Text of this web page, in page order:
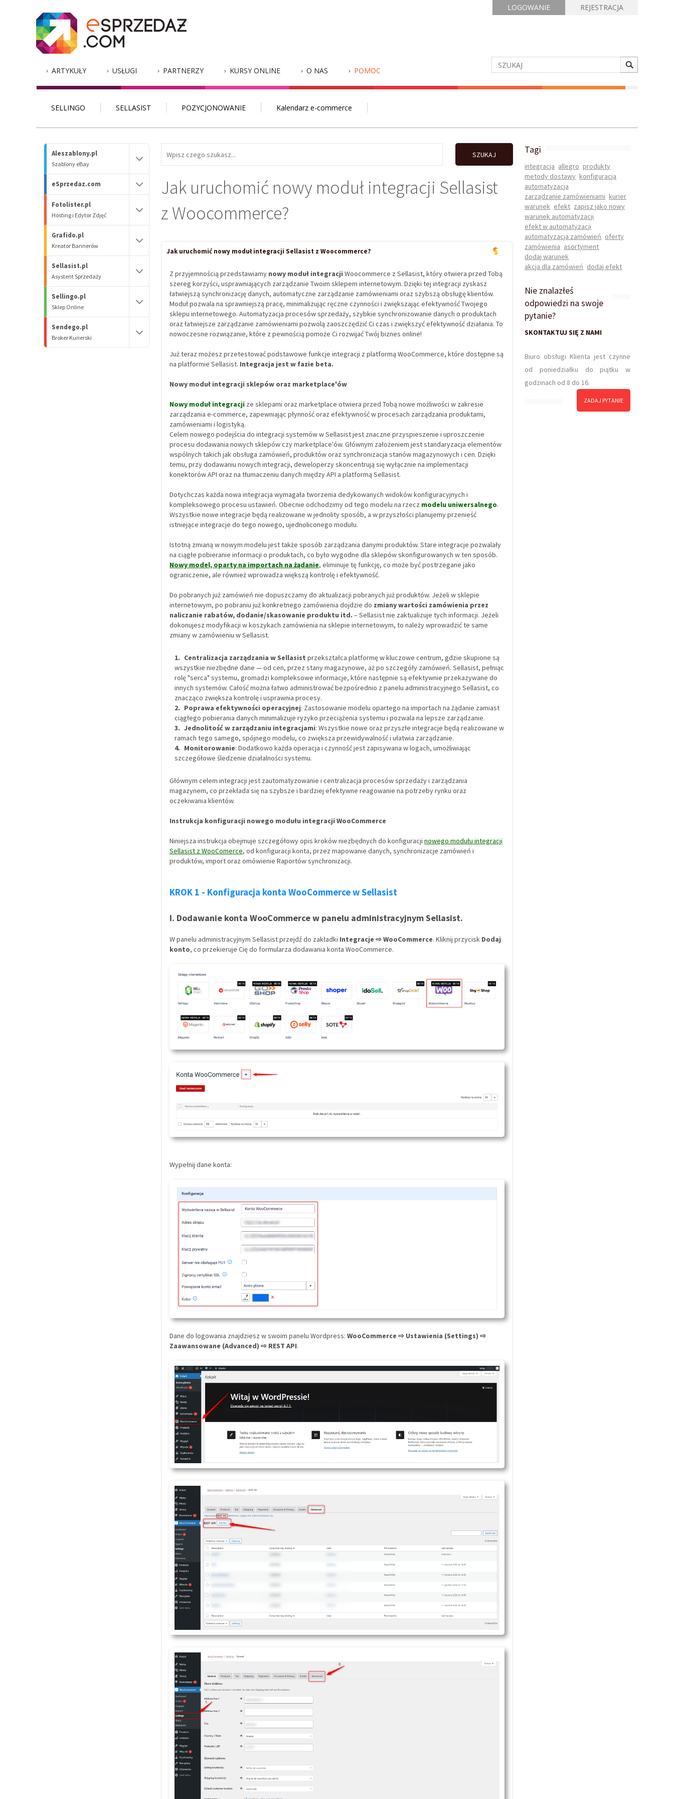
REJESTRACJA
LOGOWANIE
ARTYKUŁY USŁUGI PARTNERZY KURSY ONLINE O NAS POMOC
SELLINGO SELLASIST POZYCJONOWANIE Kalendarz e-commerce
Aleszablony.pl
Szablony eBay
eSprzedaz.com
Fotolister.pl
Hosting i Edytor Zdjęć
Grafido.pl
Kreator Bannerów
Sellasist.pl
Asystent Sprzedaży
Sellingo.pl
Sklep Online
Sendego.pl
Broker Kurierski
SZUKAJ
Jak uruchomić nowy moduł integracji Sellasist
z Woocommerce?
Jak uruchomić nowy moduł integracji Sellasist z Woocommerce?
Z przyjemnością przedstawiamy nowy moduł integracji Woocommerce z Sellasist, który otwiera przed Tobą
szereg korzyści, usprawniających zarządzanie Twoim sklepem internetowym. Dzięki tej integracji zyskasz
łatwiejszą synchronizację danych, automatyczne zarządzanie zamówieniami oraz szybszą obsługę klientów.
Moduł pozwala na sprawniejszą pracę, minimalizując ręczne czynności i zwiększając efektywność Twojego
sklepu internetowego. Automatyzacja procesów sprzedaży, szybkie synchronizowanie danych o produktach
oraz łatwiejsze zarządzanie zamówieniami pozwolą zaoszczędzić Ci czas i zwiększyć efektywność działania. To
nowoczesne rozwiązanie, które z pewnością pomoże Ci rozwijać Twój biznes online!
Już teraz możesz przetestować podstawowe funkcje integracji z platformą WooCommerce, które dostępne są
na platformie Sellasist. Integracja jest w fazie beta.
Nowy moduł integracji sklepów oraz marketplace'ów
Nowy moduł integracjize sklepami oraz marketplace otwiera przed Tobą nowe możliwości w zakresie
zarządzania e-commerce, zapewniając płynność oraz efektywność w procesach zarządzania produktami,
zamówieniami i logistyką.
Celem nowego podejścia do integracji systemów w Sellasist jest znaczne przyspieszenie i uproszczenie
procesu dodawania nowych sklepów czy marketplace'ów. Głównym założeniem jest standaryzacja elementów
wspólnych takich jak obsługa zamówień, produktów oraz synchronizacja stanów magazynowych i cen. Dzięki
temu, przy dodawaniu nowych integracji, deweloperzy skoncentrują się wyłącznie na implementacji
konektorów API oraz na tłumaczeniu danych między API a platformą Sellasist.
Dotychczas każda nowa integracja wymagała tworzenia dedykowanych widoków konfiguracyjnych i
kompleksowego procesu ustawień. Obecnie odchodzimy od tego modelu na rzecz modelu uniwersalnego.
Wszystkie nowe integracje będą realizowane w jednolity sposób, a w przyszłości planujemy przenieść
istniejące integracje do tego nowego, ujednoliconego modułu.
Istotną zmianą w nowym modelu jest także sposób zarządzania danymi produktów. Stare integracje pozwalały
na ciągłe pobieranie informacji o produktach, co było wygodne dla sklepów skonfigurowanych w ten sposób.
Nowy model, oparty na importach na żądanie, eliminuje tę funkcję, co może być postrzegane jako
ograniczenie, ale również wprowadza większą kontrolę i efektywność.
Do pobranych już zamówień nie dopuszczamy do aktualizacji pobranych już produktów. Jeżeli w sklepie
internetowym, po pobraniu już konkretnego zamówienia dojdzie do zmiany wartości zamówienia przez
naliczanie rabatów, dodanie/skasowanie produktu itd. – Sellasist nie zaktualizuje tych informacji. Jeżeli
dokonujesz modyfikacji w koszykach zamówienia na sklepie internetowym, to należy wprowadzić te same
zmiany w zamówieniu w Sellasist.
Centralizacja zarządzania w Sellasist przekształca platformę w kluczowe centrum, gdzie skupione są
wszystkie niezbędne dane — od cen, przez stany magazynowe, aż po szczegóły zamówień. Sellasist, pełniąc
rolę "serca" systemu, gromadzi kompleksowe informacje, które następnie są efektywnie przekazywane do
innych systemów. Całość można łatwo administrować bezpośrednio z panelu administracyjnego Sellasist, co
znacząco zwiększa kontrolę i usprawnia procesy.
Poprawa efektywności operacyjnej: Zastosowanie modelu opartego na importach na żądanie zamiast
ciągłego pobierania danych minimalizuje ryzyko przeciążenia systemu i pozwala na lepsze zarządzanie.
Jednolitość w zarządzaniu integracjami: Wszystkie nowe oraz przyszłe integracje będą realizowane w
ramach tego samego, spójnego modelu, co zwiększa przewidywalność i ułatwia zarządzanie.
Monitorowanie: Dodatkowo każda operacja i czynność jest zapisywana w logach, umożliwiając
szczegółowe śledzenie działalności systemu.
Głównym celem integracji jest zautomatyzowanie i centralizacja procesów sprzedaży i zarządzania
magazynem, co przekłada się na szybsze i bardziej efektywne reagowanie na potrzeby rynku oraz
oczekiwania klientów.
Instrukcja konfiguracji nowego modułu integracji WooCommerce
Niniejsza instrukcja obejmuje szczegółowy opis kroków niezbędnych do konfiguracji nowego modułu integracji
Sellasist z WooComerce, od konfiguracji konta, przez mapowanie danych, synchronizacje zamówień i
produktów, import oraz omówienie Raportów synchronizacji.
KROK 1 - Konfiguracja konta WooCommerce w Sellasist
I. Dodawanie konta WooCommerce w panelu administracyjnym Sellasist.
W panelu administracyjnym Sellasist przejdź do zakładki Integracje ⇨ WooCommerce. Kliknij przycisk Dodaj
konto, co przekieruje Cię do formularza dodawania konta WooCommerce.
Wypełnij dane konta:
Dane do logowania znajdziesz w swoim panelu Wordpress: WooCommerce ⇨ Ustawienia (Settings) ⇨
Zaawansowane (Advanced) ⇨ REST API.
Tagi
integracja allegro produkty
metody dostawy konfiguracja
automatyzacja
zarządzanie zamówieniami kurier
warunek efekt zapisz jako nowy
warunek automatyzacji
efekt w automatyzacji
automatyzacja zamówień oferty
zamówienia asortyment
dodaj warunek
akcja dla zamówień dodaj efekt
Nie znalazłeś
odpowiedzi na swoje
pytanie?
SKONTAKTUJ SIĘ Z NAMI
Biuro obsługi Klienta jest czynne
od poniedziałku do piątku w
godzinach od 8 do 16.
ZADAJ PYTANIE